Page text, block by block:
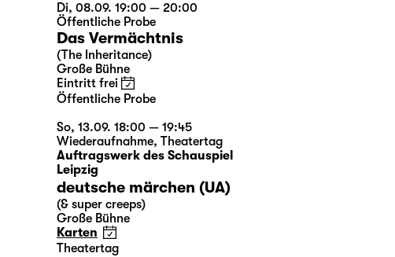
Di, 08.09. 19:00 — 20:00
Öffentliche Probe
Das Vermächtnis
(The Inheritance)
Große Bühne
Eintritt frei
Öffentliche Probe
So, 13.09. 18:00 — 19:45
Wiederaufnahme, Theatertag
Auftragswerk des Schauspiel
Leipzig
deutsche märchen (UA)
(& super creeps)
Große Bühne
Karten
Theatertag